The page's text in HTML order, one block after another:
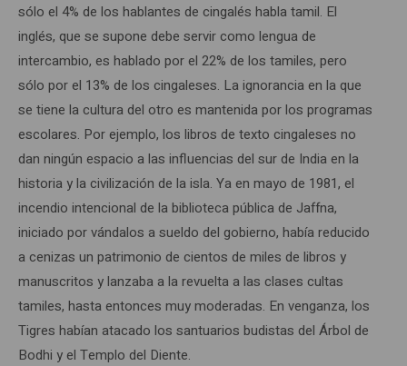
sólo el 4% de los hablantes de cingalés habla tamil. El
inglés, que se supone debe servir como lengua de
intercambio, es hablado por el 22% de los tamiles, pero
sólo por el 13% de los cingaleses. La ignorancia en la que
se tiene la cultura del otro es mantenida por los programas
escolares. Por ejemplo, los libros de texto cingaleses no
dan ningún espacio a las influencias del sur de India en la
historia y la civilización de la isla. Ya en mayo de 1981, el
incendio intencional de la biblioteca pública de Jaffna,
iniciado por vándalos a sueldo del gobierno, había reducido
a cenizas un patrimonio de cientos de miles de libros y
manuscritos y lanzaba a la revuelta a las clases cultas
tamiles, hasta entonces muy moderadas. En venganza, los
Tigres habían atacado los santuarios budistas del Árbol de
Bodhi y el Templo del Diente.